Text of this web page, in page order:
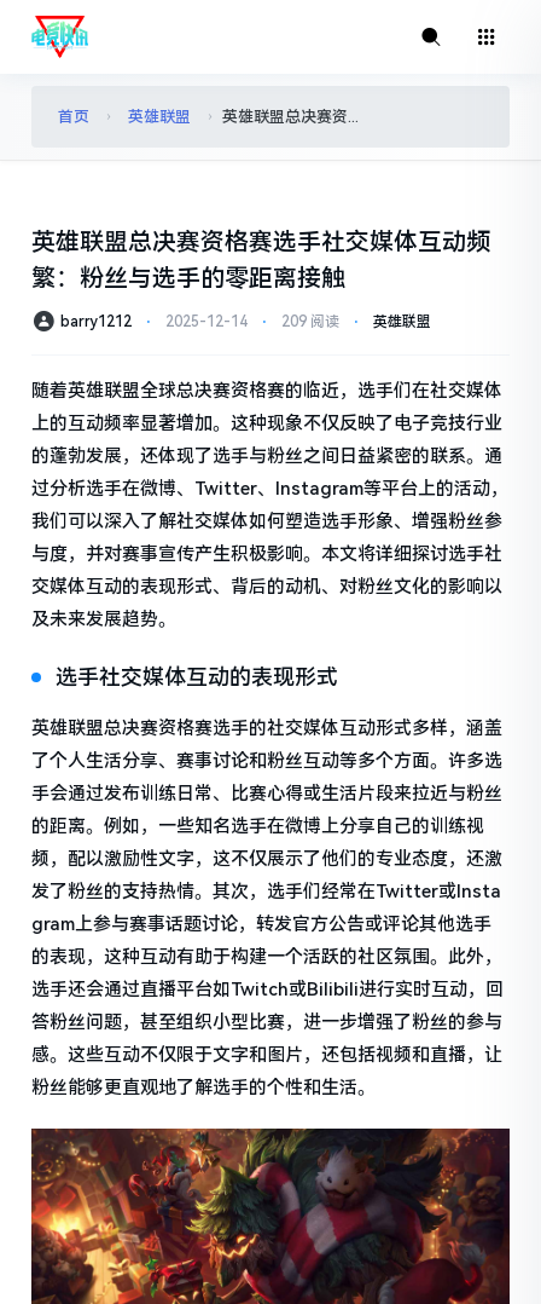
首页 › 英雄联盟 ›
英雄联盟总决赛资格赛选手社交媒体互动频
繁：粉丝与选手的零距离接触
barry1212 ⋅ 2025-12-14 ⋅ 209 阅读 ⋅ 英雄联盟
随着英雄联盟全球总决赛资格赛的临近，选手们在社交媒体
上的互动频率显著增加。这种现象不仅反映了电子竞技行业
的蓬勃发展，还体现了选手与粉丝之间日益紧密的联系。通
过分析选手在微博、Twitter、Instagram等平台上的活动，
我们可以深入了解社交媒体如何塑造选手形象、增强粉丝参
与度，并对赛事宣传产生积极影响。本文将详细探讨选手社
交媒体互动的表现形式、背后的动机、对粉丝文化的影响以
及未来发展趋势。
选手社交媒体互动的表现形式
英雄联盟总决赛资格赛选手的社交媒体互动形式多样，涵盖
了个人生活分享、赛事讨论和粉丝互动等多个方面。许多选
手会通过发布训练日常、比赛心得或生活片段来拉近与粉丝
的距离。例如，一些知名选手在微博上分享自己的训练视
频，配以激励性文字，这不仅展示了他们的专业态度，还激
发了粉丝的支持热情。其次，选手们经常在Twitter或Insta
gram上参与赛事话题讨论，转发官方公告或评论其他选手
的表现，这种互动有助于构建一个活跃的社区氛围。此外，
选手还会通过直播平台如Twitch或Bilibili进行实时互动，回
答粉丝问题，甚至组织小型比赛，进一步增强了粉丝的参与
感。这些互动不仅限于文字和图片，还包括视频和直播，让
粉丝能够更直观地了解选手的个性和生活。